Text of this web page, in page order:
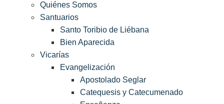
Quiénes Somos
Santuarios
Santo Toribio de Liébana
Bien Aparecida
Vicarías
Evangelización
Apostolado Seglar
Catequesis y Catecumenado